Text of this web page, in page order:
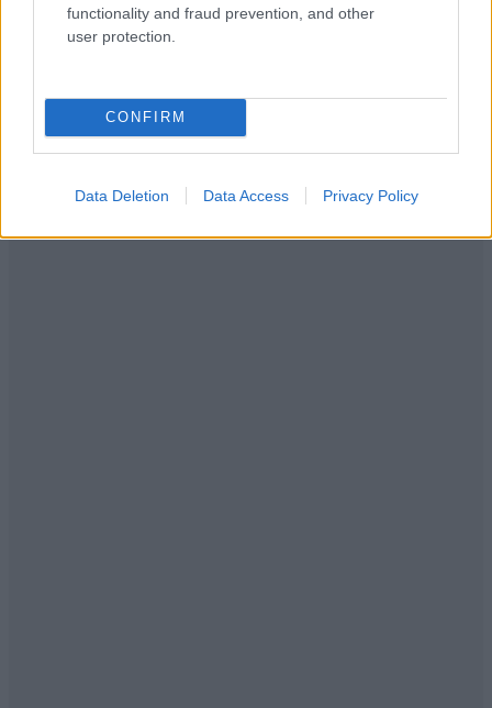
functionality and fraud prevention, and other
user protection.
CONFIRM
Data Deletion Data Access Privacy Policy